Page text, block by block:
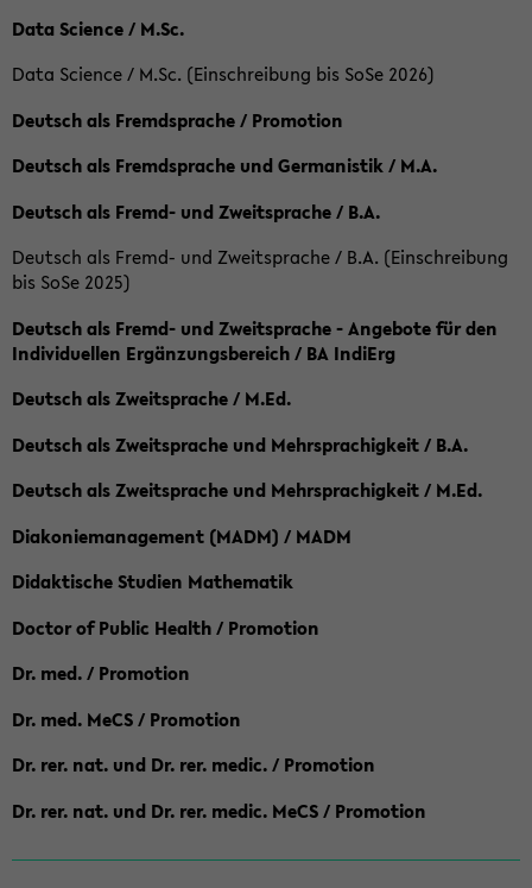
Data Science / M.Sc.
Data Science / M.Sc. (Einschreibung bis SoSe 2026)
Deutsch als Fremdsprache / Promotion
Deutsch als Fremdsprache und Germanistik / M.A.
Deutsch als Fremd- und Zweitsprache / B.A.
Deutsch als Fremd- und Zweitsprache / B.A. (Einschreibung
bis SoSe 2025)
Deutsch als Fremd- und Zweitsprache - Angebote für den
Individuellen Ergänzungsbereich / BA IndiErg
Deutsch als Zweitsprache / M.Ed.
Deutsch als Zweitsprache und Mehrsprachigkeit / B.A.
Deutsch als Zweitsprache und Mehrsprachigkeit / M.Ed.
Diakoniemanagement (MADM) / MADM
Didaktische Studien Mathematik
Doctor of Public Health / Promotion
Dr. med. / Promotion
Dr. med. MeCS / Promotion
Dr. rer. nat. und Dr. rer. medic. / Promotion
Dr. rer. nat. und Dr. rer. medic. MeCS / Promotion